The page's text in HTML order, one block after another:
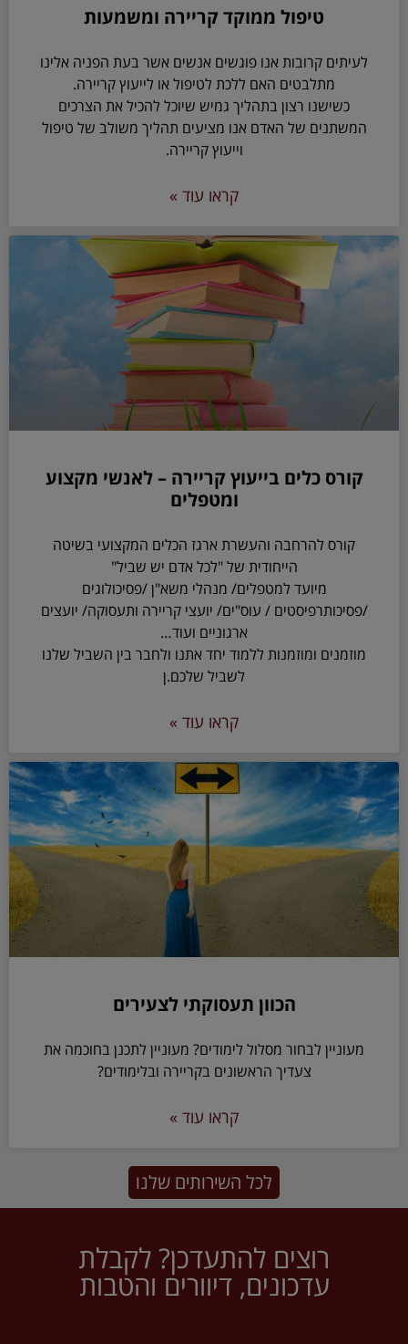
טיפול ממוקד קריירה ומשמעות
לעיתים קרובות אנו פוגשים אנשים אשר בעת הפניה אלינו
מתלבטים האם ללכת לטיפול או לייעוץ קריירה.
כשישנו רצון בתהליך גמיש שיוכל להכיל את הצרכים
המשתנים של האדם אנו מציעים תהליך משולב של טיפול
וייעוץ קריירה.
קראו עוד »
קורס כלים בייעוץ קריירה – לאנשי מקצוע
ומטפלים
קורס להרחבה והעשרת ארגז הכלים המקצועי בשיטה
הייחודית של "לכל אדם יש שביל"
מיועד למטפלים/ מנהלי משא"ן /פסיכולוגים
/פסיכותרפיסטים / עוס"ים/ יועצי קריירה ותעסוקה/ יועצים
ארגוניים ועוד…
מוזמנים ומוזמנות ללמוד יחד אתנו ולחבר בין השביל שלנו
לשביל שלכם.ן
קראו עוד »
הכוון תעסוקתי לצעירים
מעוניין לבחור מסלול לימודים? מעוניין לתכנן בחוכמה את
צעדיך הראשונים בקריירה ובלימודים?
קראו עוד »
לכל השירותים שלנו
רוצים להתעדכן? לקבלת
עדכונים, דיוורים והטבות